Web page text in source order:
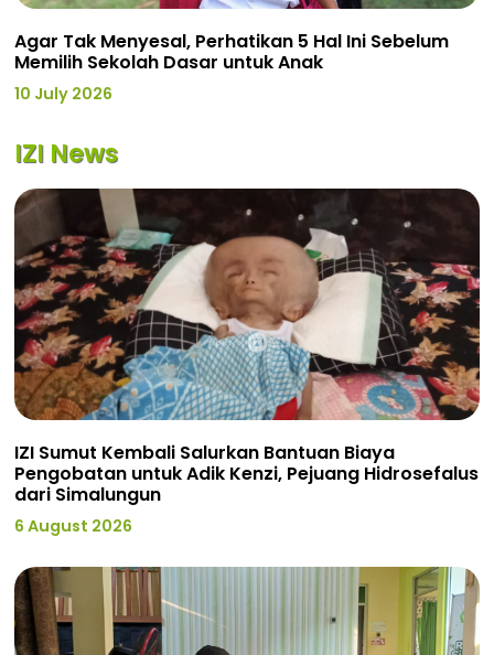
Agar Tak Menyesal, Perhatikan 5 Hal Ini Sebelum
Memilih Sekolah Dasar untuk Anak
10 July 2026
IZI News
IZI Sumut Kembali Salurkan Bantuan Biaya
Pengobatan untuk Adik Kenzi, Pejuang Hidrosefalus
dari Simalungun
6 August 2026